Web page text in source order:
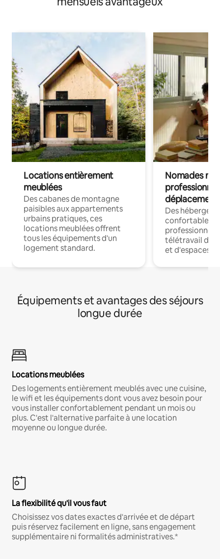
Locations entièrement
meublées
Des cabanes de montagne
paisibles aux appartements
urbains pratiques, ces
locations meublées offrent
tous les équipements d'un
logement standard.
Nomades
déplacement
Des
confortables
professionnels
télétravail
et d'espaces
Équipements et avantages des séjours
longue durée
Locations meublées
Des logements entièrement meublés avec une cuisine,
le wifi et les équipements dont vous avez besoin pour
vous installer confortablement pendant un mois ou
plus. C'est l'alternative parfaite à une location
moyenne ou longue durée.
La flexibilité qu'il vous faut
Choisissez vos dates exactes d'arrivée et de départ
puis réservez facilement en ligne, sans engagement
supplémentaire ni formalités administratives.*